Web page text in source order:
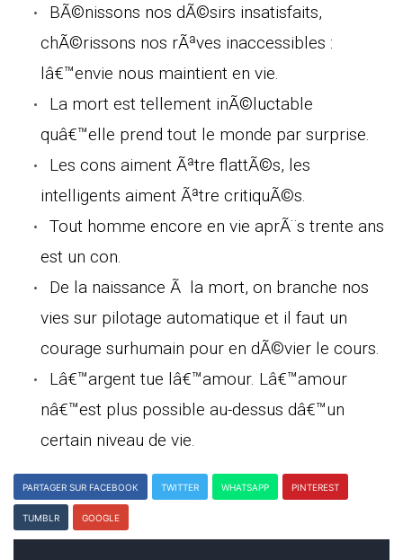
BÃ©nissons nos dÃ©sirs insatisfaits,
chÃ©rissons nos rÃªves inaccessibles :
lâ€™envie nous maintient en vie.
La mort est tellement inÃ©luctable
quâ€™elle prend tout le monde par surprise.
Les cons aiment Ãªtre flattÃ©s, les
intelligents aiment Ãªtre critiquÃ©s.
Tout homme encore en vie aprÃ¨s trente ans
est un con.
De la naissance Ã la mort, on branche nos
vies sur pilotage automatique et il faut un
courage surhumain pour en dÃ©vier le cours.
Lâ€™argent tue lâ€™amour. Lâ€™amour
nâ€™est plus possible au-dessus dâ€™un
certain niveau de vie.
PARTAGER SUR FACEBOOK TWITTER WHATSAPP PINTEREST
TUMBLR GOOGLE